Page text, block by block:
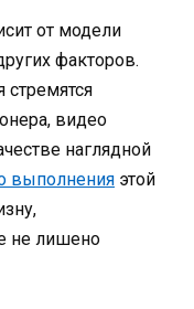
от модели
факторов.
стремятся
видео
наглядной
выполнения этой
не лишено